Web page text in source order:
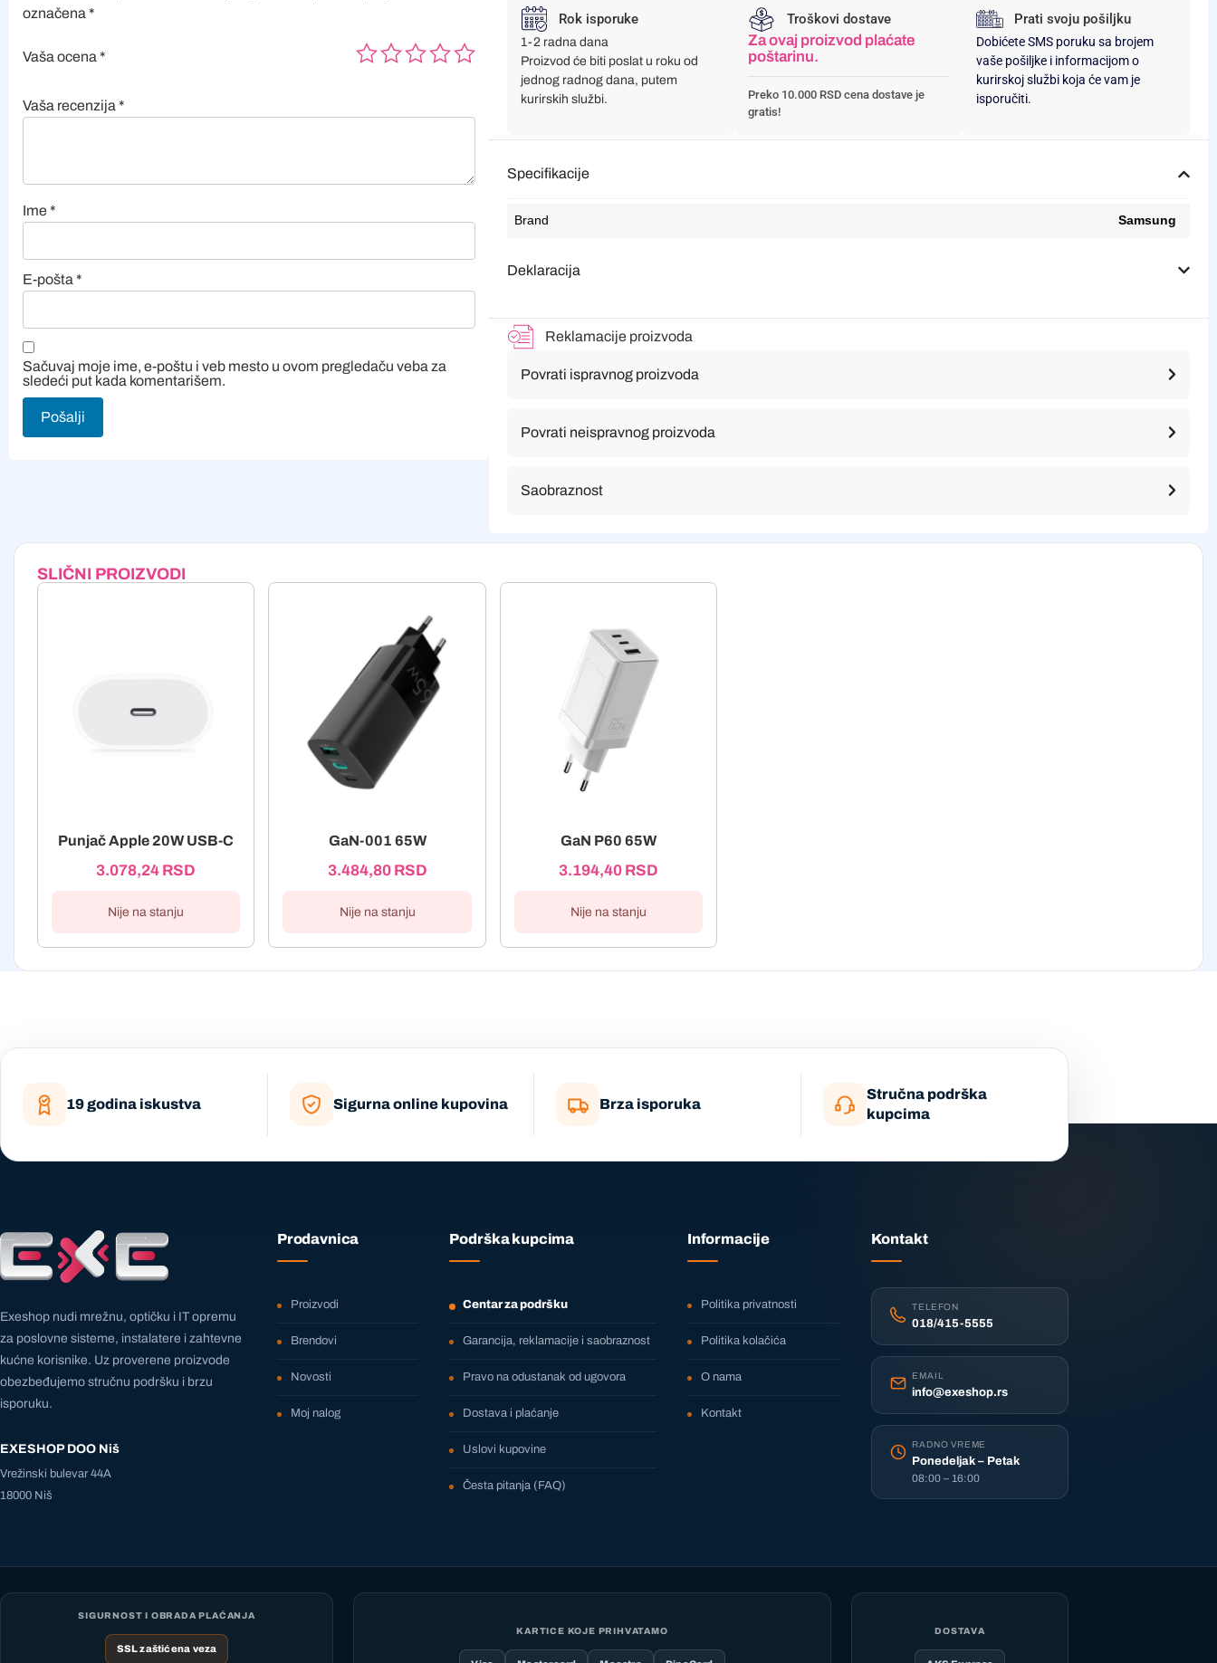
označena *
Vaša ocena *
Vaša recenzija *
Ime*
E-pošta *
Sačuvaj moje ime, e-poštu i veb mesto u ovom pregledaču veba za
sledeći put kada komentarišem.
Rok isporuke
1-2 radna dana
Proizvod će biti poslat u roku od
jednog radnog dana, putem
kurirskih službi.
Troškovi dostave
Za ovaj proizvod plaćate
poštarinu.
Preko 10.000 RSD cena dostave je
gratis!
Prati svoju pošiljku
Dobićete SMS poruku sa brojem
vaše pošiljke i informacijom o
kurirskoj službi koja će vam je
isporučiti.
Specifikacije
Brand Samsung
Deklaracija
Reklamacije proizvoda
Povrati ispravnog proizvoda
Povrati neispravnog proizvoda
Saobraznost
SLIČNI PROIZVODI
Punjač Apple 20W USB-C
3.078,24 RSD
Nije na stanju
GaN-001 65W
3.484,80 RSD
Nije na stanju
GaN P60 65W
3.194,40 RSD
Nije na stanju
19 godina iskustva Sigurna online kupovina Brza isporuka
Stručna podrška
kupcima
Exeshop nudi mrežnu, optičku i IT opremu
za poslovne sisteme, instalatere i zahtevne
kućne korisnike. Uz proverene proizvode
obezbeđujemo stručnu podršku i brzu
isporuku.
EXESHOP DOO Niš
Vrežinski bulevar 44A
18000 Niš
Prodavnica
Proizvodi
Brendovi
Novosti
Moj nalog
Podrška kupcima
Centar za podršku
Garancija, reklamacije i saobraznost
Pravo na odustanak od ugovora
Dostava i plaćanje
Uslovi kupovine
Česta pitanja (FAQ)
Informacije
Politika privatnosti
Politika kolačića
O nama
Kontakt
Kontakt
TELEFON
018/415-5555
EMAIL
info@exeshop.rs
RADNO VREME
Ponedeljak – Petak
08:00 – 16:00
SIGURNOST I OBRADA PLAĆANJA
SSL zaštićena veza
KARTICE KOJE PRIHVATAMO DOSTAVA